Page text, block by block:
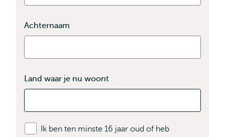
Achternaam
Land waar je nu woont
Ik ben ten minste 16 jaar oud of heb